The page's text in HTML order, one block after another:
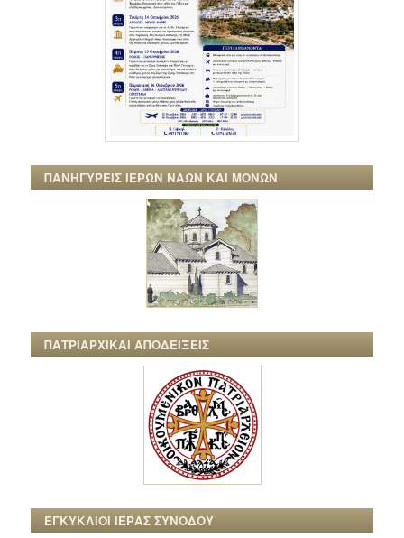
ΠΑΝΗΓΥΡΕΙΣ ΙΕΡΩΝ ΝΑΩΝ ΚΑΙ ΜΟΝΩΝ
ΠΑΤΡΙΑΡΧΙΚΑΙ ΑΠΟΔΕΙΞΕΙΣ
ΕΓΚΥΚΛΙΟΙ ΙΕΡΑΣ ΣΥΝΟΔΟΥ